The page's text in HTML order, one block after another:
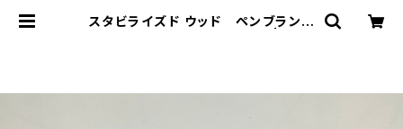
スタビライズド ウッド ペンブランク